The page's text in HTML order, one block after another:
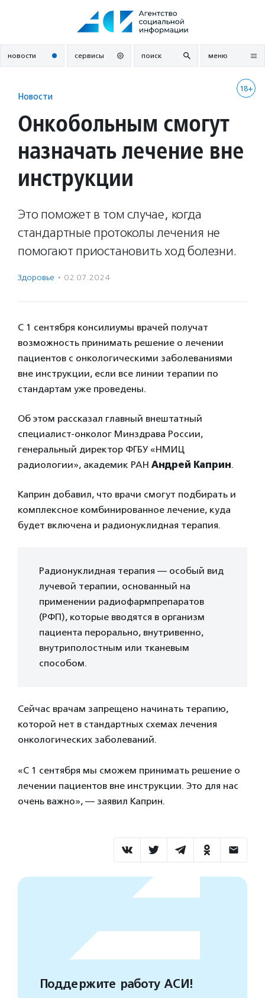
новости сервисы поиск меню
18+
Новости
Онкобольным смогут
назначать лечение вне
инструкции
Это поможет в том случае, когда
стандартные протоколы лечения не
помогают приостановить ход болезни.
Здоровье · 02.07.2024
С 1 сентября консилиумы врачей получат
возможность принимать решение о лечении
пациентов с онкологическими заболеваниями
вне инструкции, если все линии терапии по
стандартам уже проведены.
Об этом рассказал главный внештатный
специалист-онколог Минздрава России,
генеральный директор ФГБУ «НМИЦ
радиологии», академик РАН Андрей Каприн.
Каприн добавил, что врачи смогут подбирать и
комплексное комбинированное лечение, куда
будет включена и радионуклидная терапия.
Радионуклидная терапия — особый вид
лучевой терапии, основанный на
применении радиофармпрепаратов
(РФП), которые вводятся в организм
пациента перорально, внутривенно,
внутриполостным или тканевым
способом.
Сейчас врачам запрещено начинать терапию,
которой нет в стандартных схемах лечения
онкологических заболеваний.
«С 1 сентября мы сможем принимать решение о
лечении пациентов вне инструкции. Это для нас
очень важно», — заявил Каприн.
Поддержите работу АСИ!